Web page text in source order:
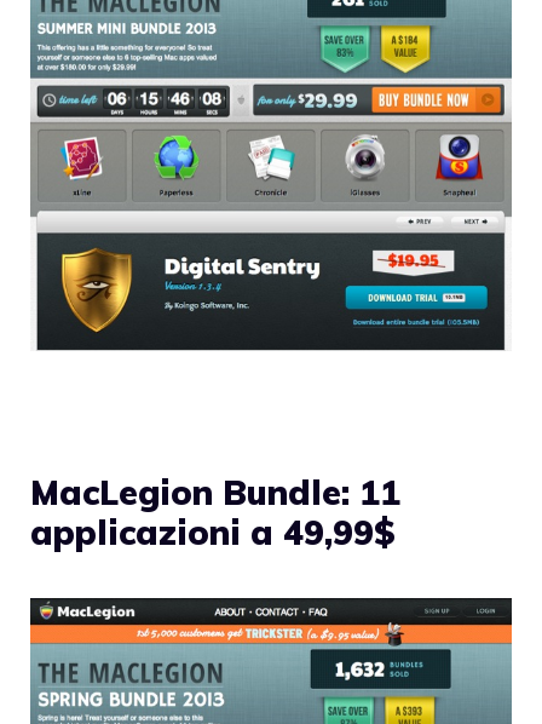
MacLegion Bundle: 11
applicazioni a 49,99$